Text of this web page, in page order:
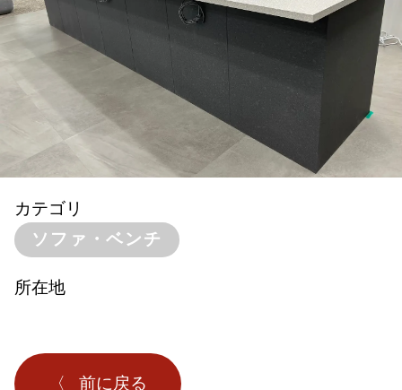
カテゴリ
ソファ・ベンチ
所在地
前に戻る